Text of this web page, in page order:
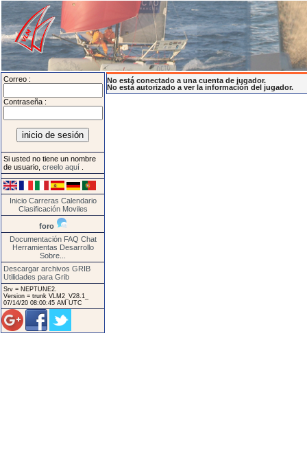
Correo :
Contraseña :
Si usted no tiene un nombre
de usuario, creelo aquí
Inicio Carreras Calendario
Clasificación Moviles
foro
Documentación FAQ Chat
Herramientas Desarrollo
Sobre...
Descargar archivos GRIB
Utilidades para Grib
Srv = NEPTUNE2.
Version = trunk VLM2_V28.1_
07/14/20 08:00:45 AM UTC
No está conectado a una cuenta de jugador.
No está autorizado a ver la información del jugador.